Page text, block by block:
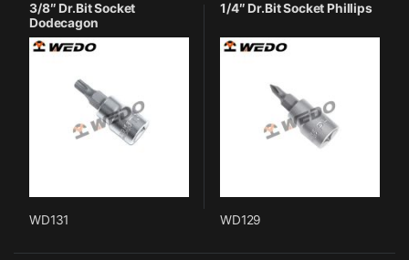
3/8″ Dr.Bit Socket
Dodecagon
WD131
1/4″ Dr.Bit Socket Phillips
WD129